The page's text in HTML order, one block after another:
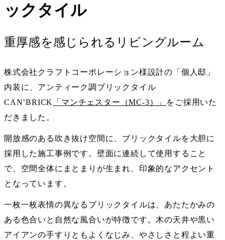
ックタイル
重厚感を感じられるリビングルーム
株式会社クラフトコーポレーション様設計の「個人邸」
内装に、アンティーク調ブリックタイル
CAN’BRICK
「マンチェスター（MC-3）」
をご採用いた
だきました。
開放感のある吹き抜け空間に、ブリックタイルを大胆に
採用した施工事例です。壁面に連続して使用すること
で、空間全体にまとまりが生まれ、印象的なアクセント
となっています。
一枚一枚表情の異なるブリックタイルは、あたたかみの
ある色合いと自然な風合いが特徴です。木の天井や黒い
アイアンの手すりともよくなじみ、やさしさと程よい重